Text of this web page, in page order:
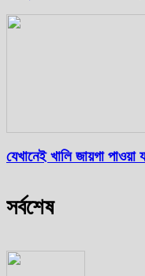
যেখানেই খালি জায়গা পাওয়া
সর্বশেষ